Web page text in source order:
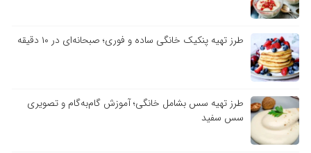
طرز تهیه پنکیک خانگی ساده و فوری؛ صبحانه‌ای در ۱۰ دقیقه
طرز تهیه سس بشامل خانگی؛ آموزش گام‌به‌گام و تصویری
سس سفید